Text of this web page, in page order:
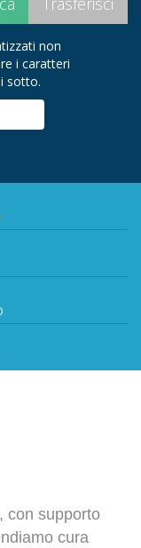
non
i caratteri
sotto.
con supporto
cura